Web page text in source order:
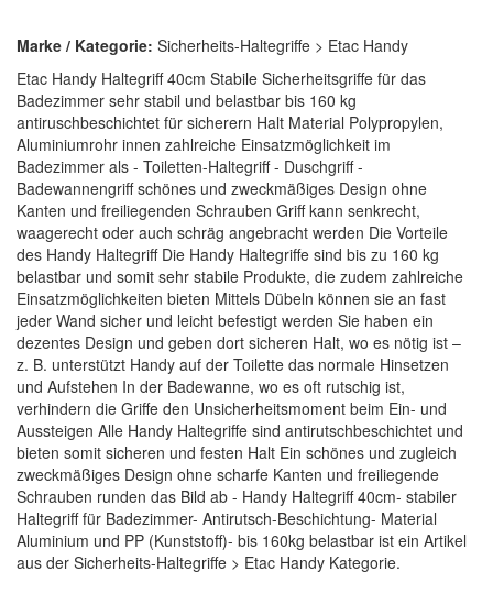
Marke / Kategorie: Sicherheits-Haltegriffe > Etac Handy
Etac Handy Haltegriff 40cm Stabile Sicherheitsgriffe für das
Badezimmer sehr stabil und belastbar bis 160 kg
antiruschbeschichtet für sicherern Halt Material Polypropylen,
Aluminiumrohr innen zahlreiche Einsatzmöglichkeit im
Badezimmer als - Toiletten-Haltegriff - Duschgriff -
Badewannengriff schönes und zweckmäßiges Design ohne
Kanten und freiliegenden Schrauben Griff kann senkrecht,
waagerecht oder auch schräg angebracht werden Die Vorteile
des Handy Haltegriff Die Handy Haltegriffe sind bis zu 160 kg
belastbar und somit sehr stabile Produkte, die zudem zahlreiche
Einsatzmöglichkeiten bieten Mittels Dübeln können sie an fast
jeder Wand sicher und leicht befestigt werden Sie haben ein
dezentes Design und geben dort sicheren Halt, wo es nötig ist –
z. B. unterstützt Handy auf der Toilette das normale Hinsetzen
und Aufstehen In der Badewanne, wo es oft rutschig ist,
verhindern die Griffe den Unsicherheitsmoment beim Ein- und
Aussteigen Alle Handy Haltegriffe sind antirutschbeschichtet und
bieten somit sicheren und festen Halt Ein schönes und zugleich
zweckmäßiges Design ohne scharfe Kanten und freiliegende
Schrauben runden das Bild ab - Handy Haltegriff 40cm- stabiler
Haltegriff für Badezimmer- Antirutsch-Beschichtung- Material
Aluminium und PP (Kunststoff)- bis 160kg belastbar ist ein Artikel
aus der Sicherheits-Haltegriffe > Etac Handy Kategorie.